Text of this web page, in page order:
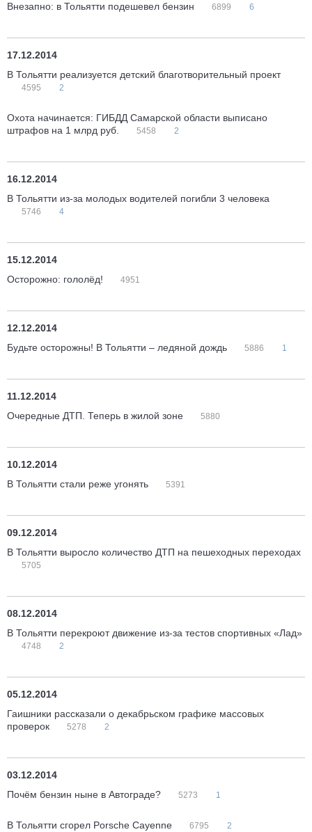
Внезапно: в Тольятти подешевел бензин
6899 6
17.12.2014
В Тольятти реализуется детский благотворительный проект
4595 2
Охота начинается: ГИБДД Самарской области выписано
штрафов на 1 млрд руб.
5458 2
16.12.2014
В Тольятти из-за молодых водителей погибли 3 человека
5746 4
15.12.2014
Осторожно: гололёд!
4951
12.12.2014
Будьте осторожны! В Тольятти – ледяной дождь
5886 1
11.12.2014
Очередные ДТП. Теперь в жилой зоне
5880
10.12.2014
В Тольятти стали реже угонять
5391
09.12.2014
В Тольятти выросло количество ДТП на пешеходных переходах
5705
08.12.2014
В Тольятти перекроют движение из-за тестов спортивных «Лад»
4748 2
05.12.2014
Гаишники рассказали о декабрьском графике массовых
проверок
5278 2
03.12.2014
Почём бензин ныне в Автограде?
5273 1
В Тольятти сгорел Porsche Cayenne 6795 2